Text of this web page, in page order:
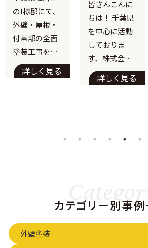
｜最高峰フ
ッ素で描く、
一体感のあ
る上質なツ
ートンカラ
ー
のI様邸にて、
外壁・屋根・
付帯部の全面
塗装工事を施
工いたしまし
た。 「遮熱性
詳しく見る
最高峰のフ
ッ素塗料で
美観と遮熱
を両立！白
い外壁でも
汚れ知らず
の住まいへ
皆さんこんに
ちは！ 千葉県
を中心に活動
しておりま
す、株式会社
K.S美装です。
今回は、千葉
た、屋根・外
します。 O
詳しく見る
カテゴリー別事
外壁塗装